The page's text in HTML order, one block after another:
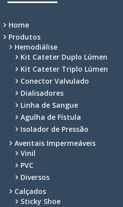
Home
Produtos
Hemodiálise
Kit Cateter Duplo Lúmen
Kit Cateter Triplo Lúmen
Conector Valvulado
Dialisadores
Linha de Sangue
Agulha de Fístula
Isolador de Pressão
Aventais Impermeáveis
Vinil
PVC
Diversos
Calçados
Sticky Shoe